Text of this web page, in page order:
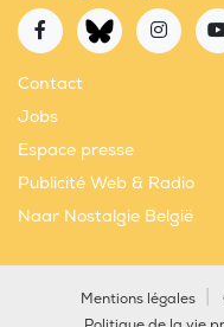
Contact
Jobs
Espace presse
Publicité Web & Radio
Naar Nostalgie België
Mentions légales